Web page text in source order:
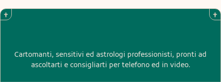
Cartomanti, sensitivi ed astrologi professionisti, pronti ad
ascoltarti e consigliarti per telefono ed in video.